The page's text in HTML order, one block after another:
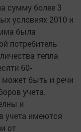
сумму более 3
условиях 2010 и
была
потребитель
тепла
60-
быть и речи
учета.
и
учета имеются
от